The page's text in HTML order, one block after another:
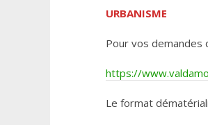
URBANISME
Pour vos demandes
https://
Le format